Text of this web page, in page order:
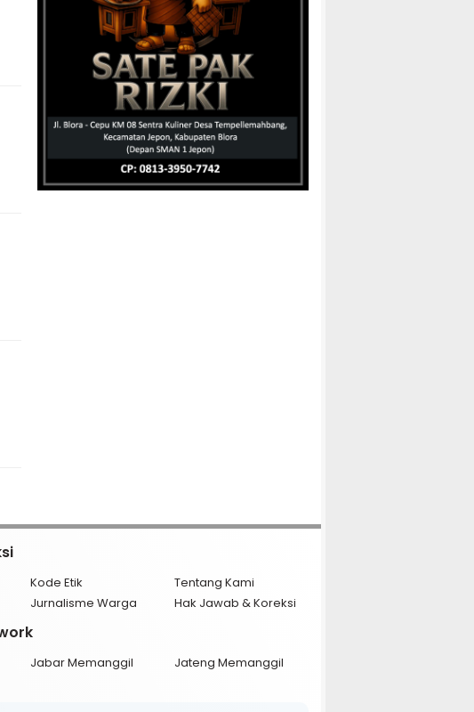
Kode Etik
Tentang Kami
Jurnalisme Warga Hak Jawab & Koreksi
Jabar Memanggil
Jateng Memanggil